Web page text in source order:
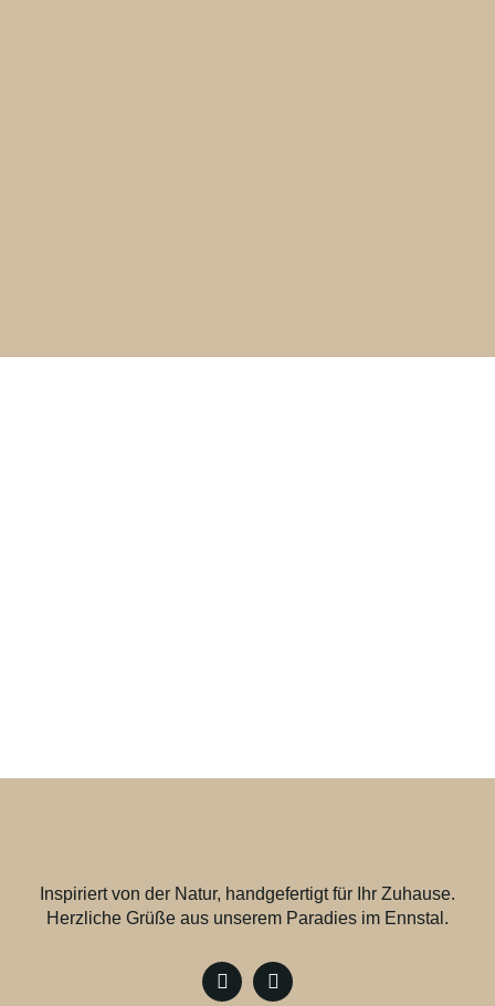
Inspiriert von der Natur, handgefertigt für Ihr Zuhause.
Herzliche Grüße aus unserem Paradies im Ennstal.